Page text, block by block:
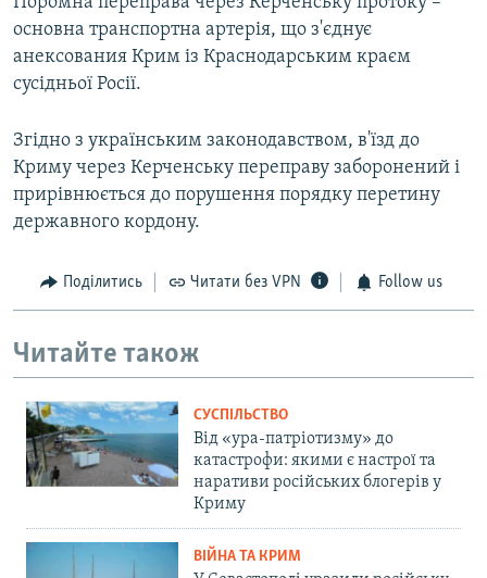
основна транспортна артерія, що з'єднує
анексования Крим із Краснодарським краєм
сусідньої Росії.
Згідно з українським законодавством, в'їзд до
Криму через Керченську переправу заборонений і
прирівнюється до порушення порядку перетину
державного кордону.
Поділитись Читати без VPN Follow us
Читайте також
СУСПІЛЬСТВО
Від «ура-патріотизму» до
катастрофи: якими є настрої та
наративи російських блогерів у
Криму
ВІЙНА ТА КРИМ